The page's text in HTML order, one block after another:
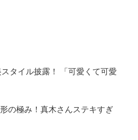
タイル披露！ 「可愛くて可愛
の極み！真木さんステキすぎ